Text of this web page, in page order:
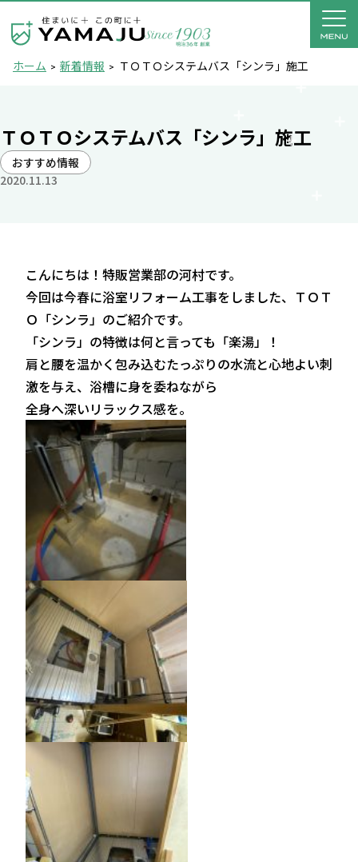
ホーム 新着情報 ＴＯＴＯシステムバス「シンラ」施工
ＴＯＴＯシステムバス「シンラ」施工
おすすめ情報
2020.11.13
こんにちは！特販営業部の河村です。
今回は今春に浴室リフォーム工事をしました、ＴＯＴ
Ｏ「シンラ」のご紹介です。
「シンラ」の特徴は何と言っても「楽湯」！
肩と腰を温かく包み込むたっぷりの水流と心地よい刺
激を与え、浴槽に身を委ねながら
全身へ深いリラックス感を。